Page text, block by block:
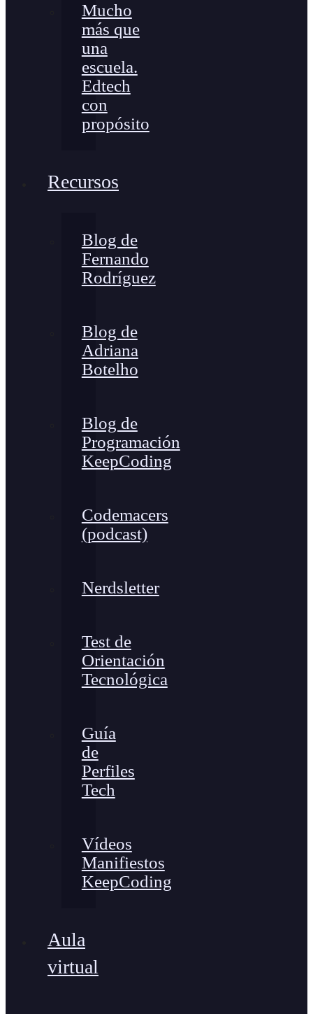
Mucho
más que
una
escuela.
Edtech
con
propósito
Recursos
Blog de
Fernando
Rodríguez
Blog de
Adriana
Botelho
Blog de
Programación
KeepCoding
Codemacers
(podcast)
Nerdsletter
Test de
Orientación
Tecnológica
Guía
de
Perfiles
Tech
Vídeos
Manifiestos
KeepCoding
Aula
virtual